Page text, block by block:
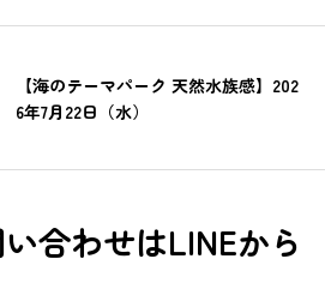
【海のテーマパーク 天然水族感】202
6年7月22日（水）
合わせはLINEから